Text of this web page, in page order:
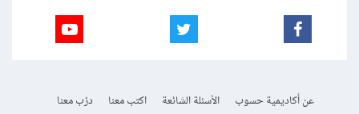
عن أكاديمية حسوب الأسئلة الشائعة اكتب معنا
درّب معنا